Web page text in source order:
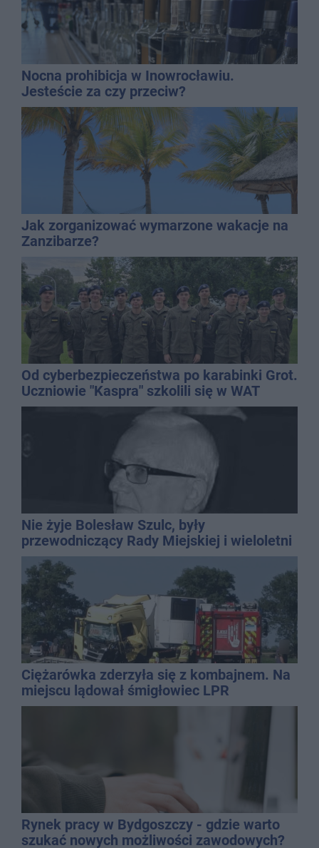
Nocna prohibicja w Inowrocławiu.
Jesteście za czy przeciw?
Jak zorganizować wymarzone wakacje na
Zanzibarze?
Od cyberbezpieczeństwa po karabinki Grot.
Uczniowie "Kaspra" szkolili się w WAT
Nie żyje Bolesław Szulc, były
przewodniczący Rady Miejskiej i wieloletni
dyrektor SP 14
Ciężarówka zderzyła się z kombajnem. Na
miejscu lądował śmigłowiec LPR
Rynek pracy w Bydgoszczy - gdzie warto
szukać nowych możliwości zawodowych?